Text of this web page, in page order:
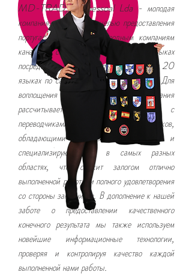
MD-TRAD, Unipessoal Lda - молодая
компания, созданная с целью предоставления
португальским и международным компаниям
каналов связи на различных языках
посредством оказания услуг на более чем 20
языках по самым различным тематикам. Для
воплощения этой цели в жизнь компания
рассчитывает на сотрудничество с
переводчиками-носителями языков,
обладающими проверенным опытом и
специализирующимися в самых разных
областях, что служит залогом отлично
выполненной работы и полного удовлетворения
со стороны заказчиков. В дополнение к нашей
заботе о предоставлении качественного
конечного результата мы также используем
новейшие информационные технологии,
проверяя и контролируя качество каждой
выполненной нами работы.